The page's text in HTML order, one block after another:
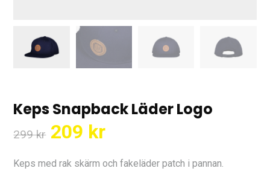
Keps Snapback Läder Logo
299kr Det
priset
209 krDet
priset
Keps med rak skärm och fakeläder patch i pannan.